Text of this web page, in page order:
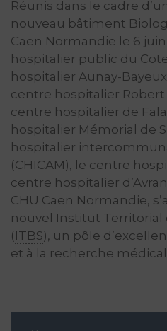
Réunis dans le cadre
nouveau bâtiment
Caen Normandie le 6
hospitalier public du
hospitalier Aunay-
centre hospitalier Robert
centre hospitalier de
hospitalier Mémorial de
hospitalier
(CHICAM), le centre
centre hospitalier
CHU Caen Normandie,
nouvel Institut Territorial
(ITBS), un pôle
et à la recherche